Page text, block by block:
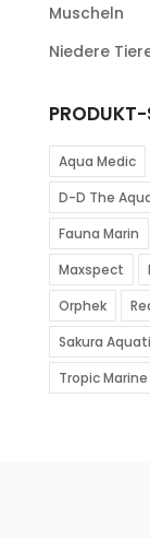
Muscheln
Niedere
Aqua Medic
D-D The
Fauna Marin
Maxspect
Orphek
Sakura
Tropic Marine